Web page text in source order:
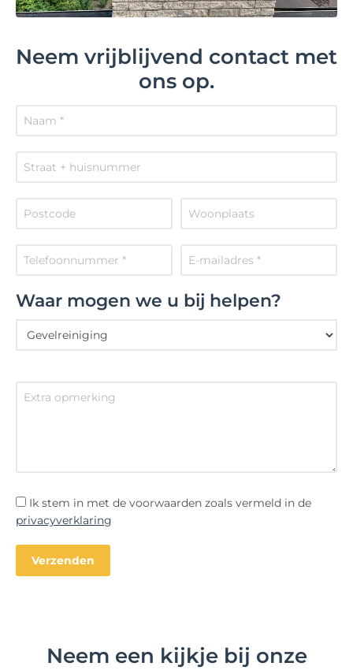
Neem vrijblijvend contact met
ons op.
Waar mogen we u bij helpen?
Ik stem in met de voorwaarden zoals vermeld in de
privacyverklaring
Neem een kijkje bij onze